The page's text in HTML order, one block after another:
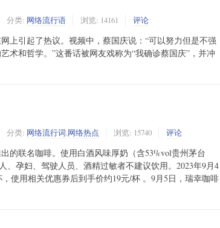
分类: 网络流行语 浏览: 14161 评论
上引起了热议。视频中，蔡国庆说：“可以努力但是不强
术和哲学。”这番话被网友戏称为“我确诊蔡国庆”，并冲
分类: 网络流行词,网络热点 浏览: 15740 评论
的联名咖啡。使用白酒风味厚奶（含53%vol贵州茅台
、孕妇、驾驶人员、酒精过敏者不建议饮用。2023年9月4
使用相关优惠券后到手价约19元/杯 。9月5日，瑞幸咖啡